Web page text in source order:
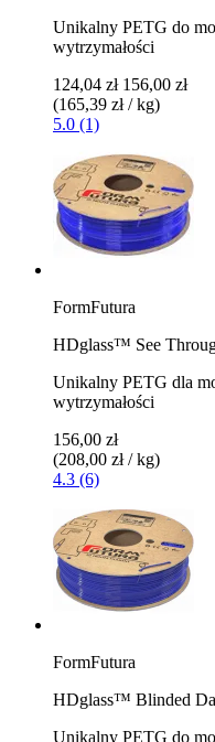
Unikalny PETG do
wytrzymałości
124,04 zł 156,00 zł
(165,39 zł / kg)
5.0 (1)
FormFutura
HDglass™ See
Unikalny PETG dla
wytrzymałości
156,00 zł
(208,00 zł / kg)
4.3 (6)
FormFutura
HDglass™ Blinded
Unikalny PETG do